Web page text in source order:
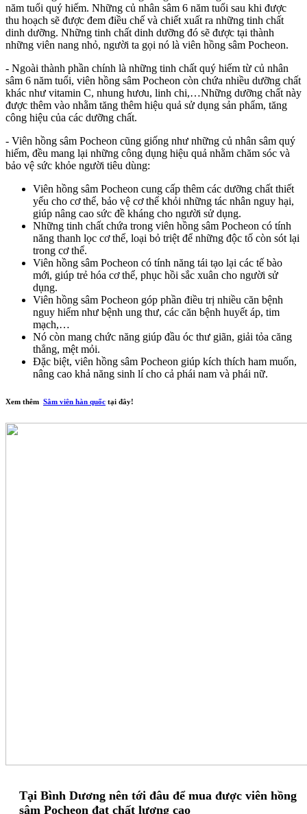
năm tuổi quý hiếm. Những củ nhân sâm 6 năm tuổi sau khi được
thu hoạch sẽ được đem điều chế và chiết xuất ra những tinh chất
dinh dưỡng. Những tinh chất dinh dưỡng đó sẽ được tại thành
những viên nang nhỏ, người ta gọi nó là viên hồng sâm Pocheon.
- Ngoài thành phần chính là những tinh chất quý hiếm từ củ nhân
sâm 6 năm tuổi, viên hồng sâm Pocheon còn chứa nhiều dưỡng chất
khác như vitamin C, nhung hươu, linh chi,…Những dưỡng chất này
được thêm vào nhằm tăng thêm hiệu quả sử dụng sản phẩm, tăng
công hiệu của các dưỡng chất.
- Viên hồng sâm Pocheon cũng giống như những củ nhân sâm quý
hiếm, đều mang lại những công dụng hiệu quả nhằm chăm sóc và
bảo vệ sức khỏe người tiêu dùng:
Viên hồng sâm Pocheon cung cấp thêm các dưỡng chất thiết
yếu cho cơ thể, bảo vệ cơ thể khỏi những tác nhân nguy hại,
giúp nâng cao sức đề kháng cho người sử dụng.
Những tinh chất chứa trong viên hồng sâm Pocheon có tính
năng thanh lọc cơ thể, loại bỏ triệt để những độc tố còn sót lại
trong cơ thể.
Viên hồng sâm Pocheon có tính năng tái tạo lại các tế bào
mới, giúp trẻ hóa cơ thể, phục hồi sắc xuân cho người sử
dụng.
Viên hồng sâm Pocheon góp phần điều trị nhiều căn bệnh
nguy hiểm như bệnh ung thư, các căn bệnh huyết áp, tim
mạch,…
Nó còn mang chức năng giúp đầu óc thư giãn, giải tỏa căng
thẳng, mệt mỏi.
Đặc biệt, viên hồng sâm Pocheon giúp kích thích ham muốn,
nâng cao khả năng sinh lí cho cả phái nam và phái nữ.
Xem thêm Sâm viên hàn quốc tại đây!
Tại Bình Dương nên tới đâu để mua được viên hồng
sâm Pocheon đạt chất lượng cao